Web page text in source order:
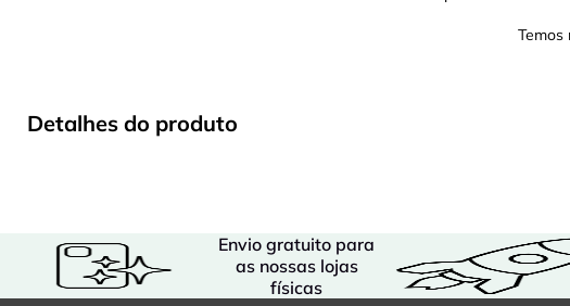
Temos
Detalhes do produto
Envio gratuito para
as nossas lojas
físicas